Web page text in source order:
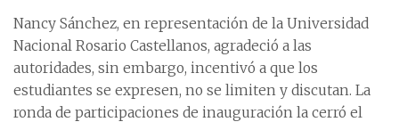
Nancy Sánchez, en representación de la Universidad
Nacional Rosario Castellanos, agradeció a las
autoridades, sin embargo, incentivó a que los
estudiantes se expresen, no se limiten y discutan. La
ronda de participaciones de inauguración la cerró el